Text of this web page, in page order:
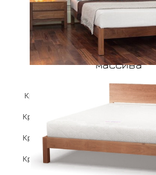
Цены зависят от
массива
Пришлём цены в
Кровать (90*200
Кровать (140*200
см)
Кровать (160*200
см)
Кровать (180*200
см)